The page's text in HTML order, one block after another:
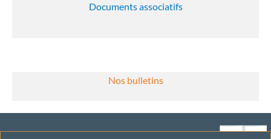
Documents associatifs
Nos bulletins